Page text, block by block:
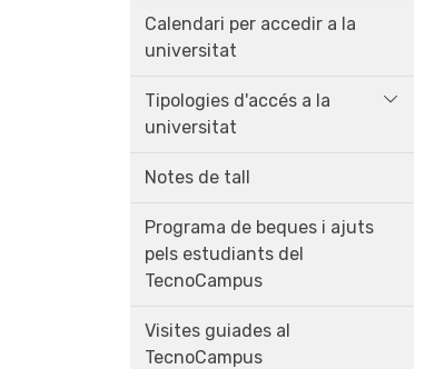
Calendari per accedir a la
universitat
Tipologies d'accés a la
universitat
Notes de tall
Programa de beques i ajuts
pels estudiants del
TecnoCampus
Visites guiades al
TecnoCampus